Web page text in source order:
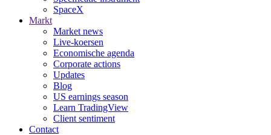
SpaceX
Markt
Market news
Live-koersen
Economische agenda
Corporate actions
Updates
Blog
US earnings season
Learn TradingView
Client sentiment
Contact